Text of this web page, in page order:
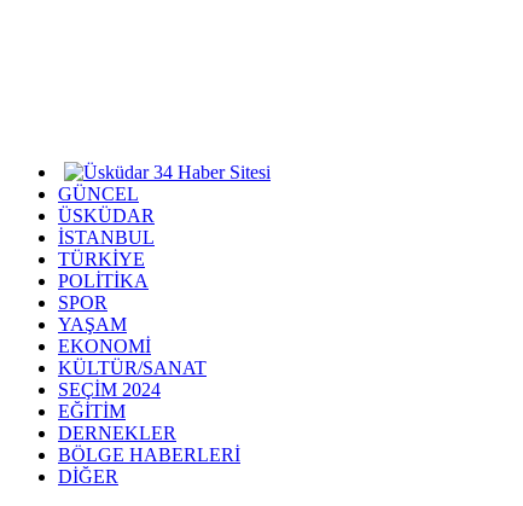
GÜNCEL
ÜSKÜDAR
İSTANBUL
TÜRKİYE
POLİTİKA
SPOR
YAŞAM
EKONOMİ
KÜLTÜR/SANAT
SEÇİM 2024
EĞİTİM
DERNEKLER
BÖLGE HABERLERİ
DİĞER